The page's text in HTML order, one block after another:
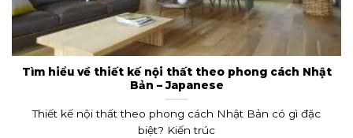
Tìm hiểu về thiết kế nội thất theo phong cách Nhật
Bản – Japanese
Thiết kế nội thất theo phong cách Nhật Bản có gì đặc
biệt? Kiến trúc